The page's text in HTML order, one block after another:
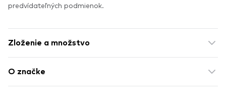
predvídateľných podmienok.
Zloženie a množstvo
O značke